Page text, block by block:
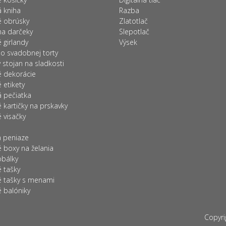
kniha
obrúsky
darčeky
girlandy
svadobnej torty
stojan na sladkosti
dekorácie
etikety
pečiatka
kartičky na prskavky
visačky
peniaze
boxy na želania
tašky
tašky s menami
balóniky
Razba
Zlatotlač
Slepotlač
Výsek